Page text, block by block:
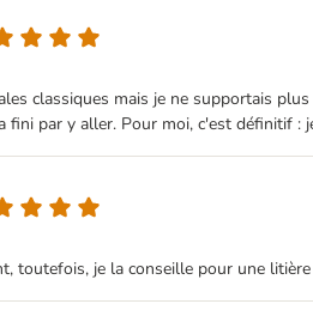
classiques mais je ne supportais
par y aller. Pour moi, c'est définitif :
toutefois, je la conseille pour une